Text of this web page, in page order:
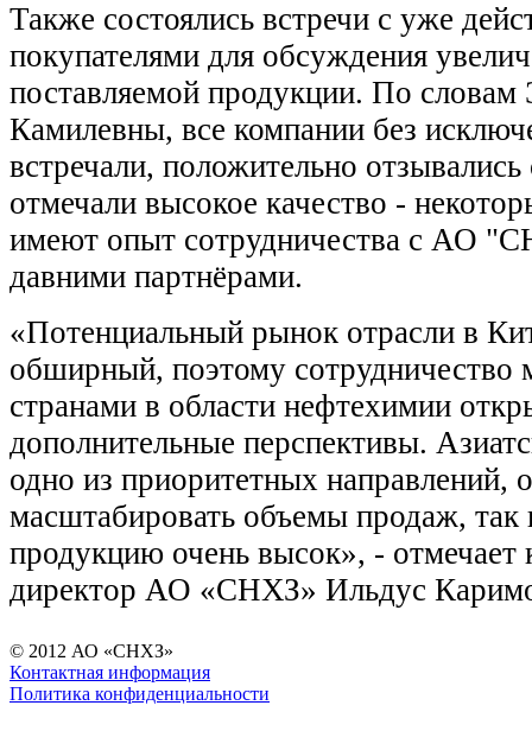
Также состоялись встречи с уже
покупателями для обсуждения
поставляемой продукции. По словам
Камилевны, все компании без
встречали, положительно
отмечали высокое качество -
имеют опыт сотрудничества с АО
давними партнёрами.
«Потенциальный рынок отрасли в
обширный, поэтому
странами в области нефтехимии
дополнительные перспективы.
одно из приоритетных направлений,
масштабировать объемы продаж, так
продукцию очень высок», - отмечает
директор АО «СНХЗ» Ильдус
© 2012 АО «СНХЗ»
Контактная информация
Политика конфиденциальности